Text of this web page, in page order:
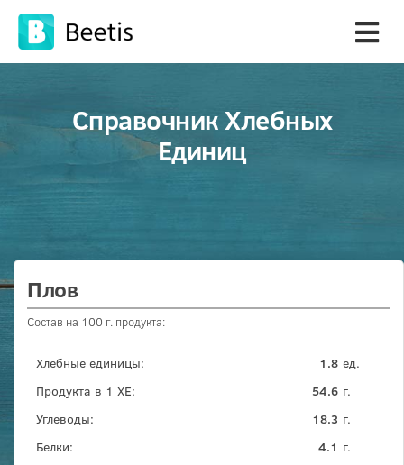
Справочник Хлебных
Единиц
Плов
Состав на 100 г. продукта:
Хлебные единицы: ед.
1.8
Продукта в 1 ХЕ:
г.
54.6
Углеводы:
г.
18.3
Белки:
г.
4.1